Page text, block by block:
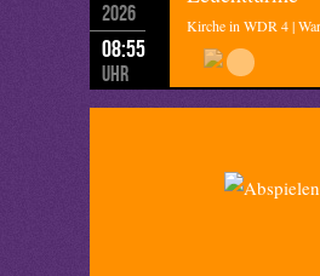
2026
08:55
Uhr
Kirche in WDR 4 |